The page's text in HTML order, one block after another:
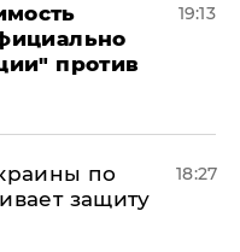
против
19:13
по
защиту
18:27